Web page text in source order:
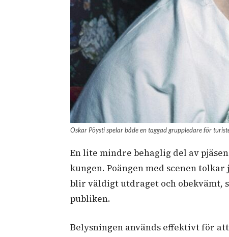
Oskar Pöysti spelar både en taggad gruppledare för
En lite mindre behaglig del av
kungen. Poängen med scenen
blir väldigt utdraget och obekvämt,
publiken.
Belysningen används effektivt för